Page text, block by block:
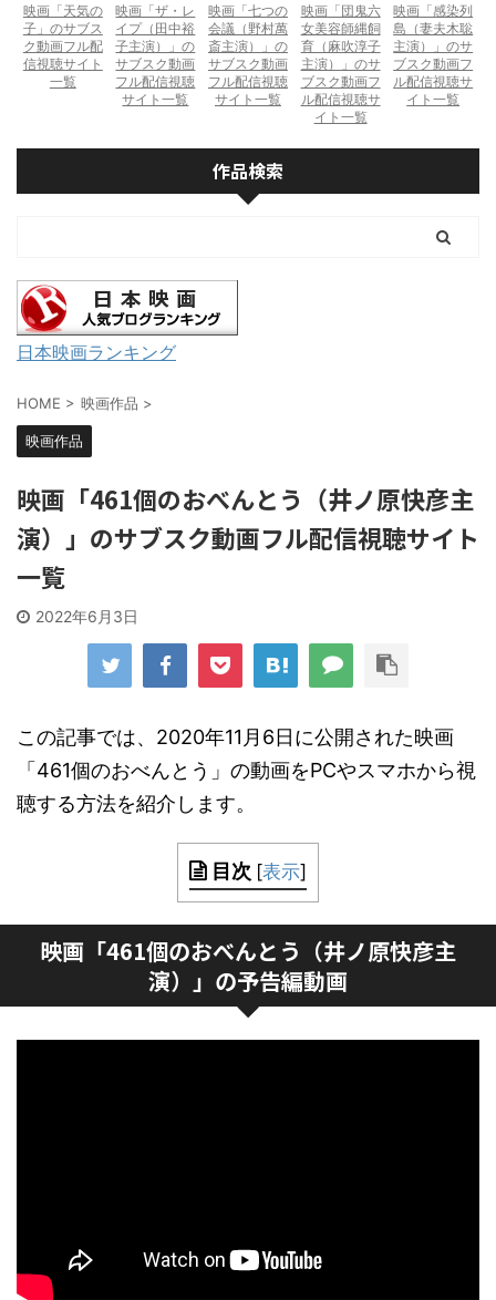
映画「天気の
子」のサブス
ク動画フル配
信視聴サイト
一覧
映画「ザ・レ
イプ（田中裕
子主演）」の
サブスク動画
フル配信視聴
サイト一覧
映画「七つの
会議（野村萬
斎主演）」の
サブスク動画
フル配信視聴
サイト一覧
映画「団鬼六
女美容師縄飼
育（麻吹淳子
主演）」のサ
ブスク動画フ
ル配信視聴サ
イト一覧
映画「感染列
島（妻夫木聡
主演）」のサ
ブスク動画フ
ル配信視聴サ
イト一覧
作品検索
日本映画ランキング
HOME > 映画作品 >
映画作品
映画「461個のおべんとう（井ノ原快彦主
演）」のサブスク動画フル配信視聴サイト
一覧
2022年6月3日
この記事では、2020年11月6日に公開された映画
「461個のおべんとう」の動画をPCやスマホから視
聴する方法を紹介します。
目次 [表示]
映画「461個のおべんとう（井ノ原快彦主
演）」の予告編動画